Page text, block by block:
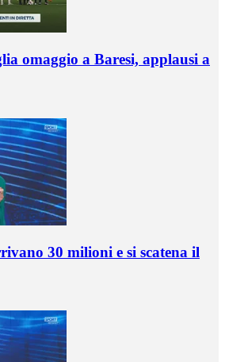
omaggio a Baresi, applausi a
30 milioni e si scatena il